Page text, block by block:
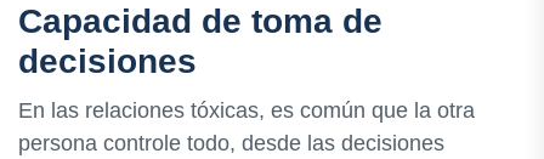
Capacidad de toma de
decisiones
En las relaciones tóxicas, es común que la otra
persona controle todo, desde las decisiones